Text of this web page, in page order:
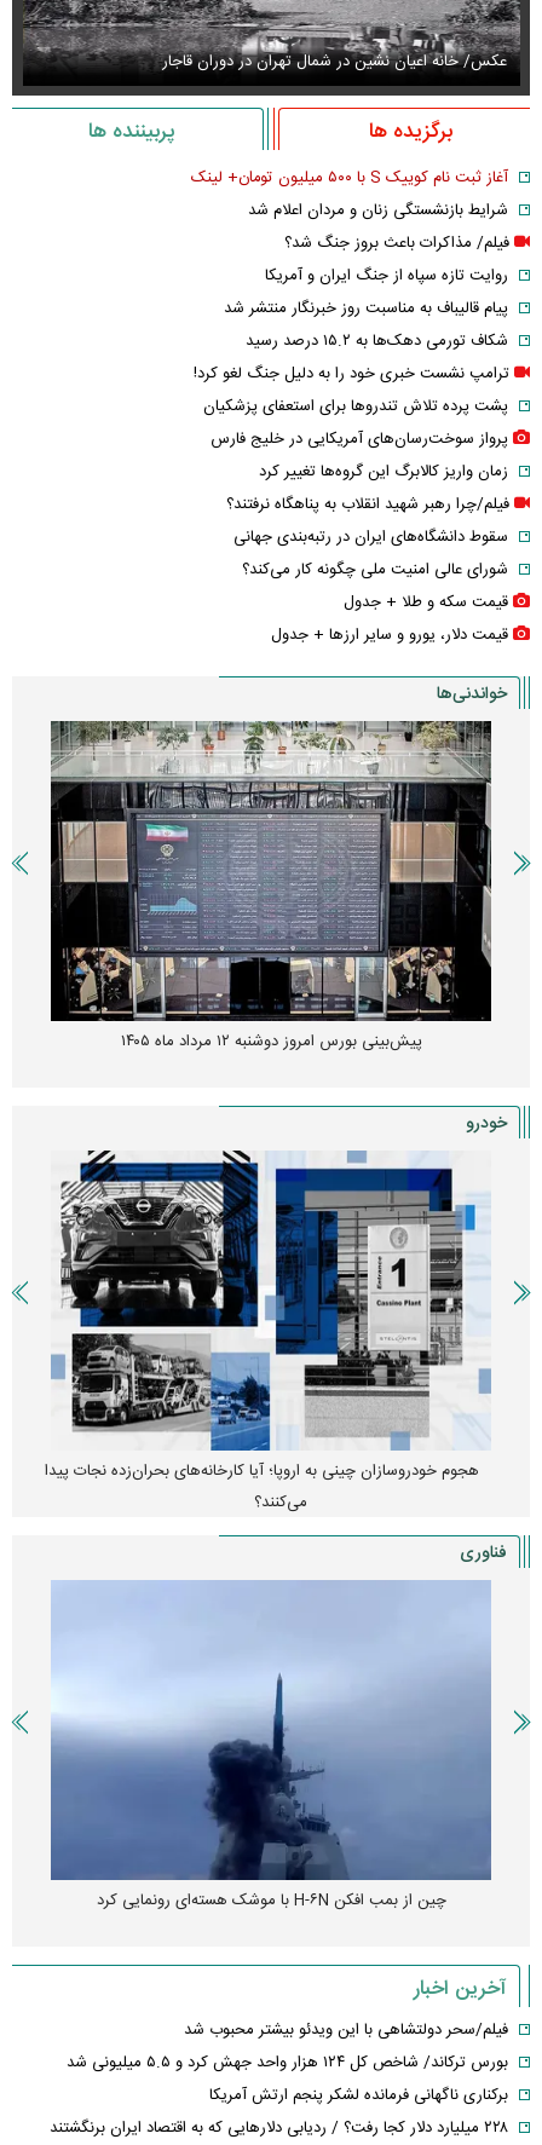
عکس/ خانه اعیان نشین در شمال تهران در دوران قاجار
برگزیده ها پربیننده ها
آغاز ثبت نام کوییک S با ۵۰۰ میلیون تومان+ لینک
شرایط بازنشستگی زنان و مردان اعلام شد
فیلم/ مذاکرات باعث بروز جنگ شد؟
روایت تازه سپاه از جنگ ایران و آمریکا
پیام قالیباف به مناسبت روز خبرنگار منتشر شد
شکاف تورمی دهک‌ها به ۱۵.۲ درصد رسید
ترامپ نشست خبری خود را به دلیل جنگ لغو کرد!
پشت پرده تلاش تندروها برای استعفای پزشکیان
پرواز سوخت‌رسان‌های آمریکایی در خلیج فارس
زمان واریز کالابرگ این گروه‌ها تغییر کرد
فیلم/چرا رهبر شهید انقلاب به پناهگاه نرفتند؟
سقوط دانشگاه‌های ایران در رتبه‌بندی جهانی
شورای عالی امنیت ملی چگونه کار می‌کند؟
قیمت سکه و طلا + جدول
قیمت دلار، یورو و سایر ارز‌ها + جدول
خواندنی‌ها
پیش‌بینی بورس امروز دوشنبه ۱۲ مرداد ماه ۱۴۰۵
خودرو
هجوم خودروسازان چینی به اروپا؛ آیا کارخانه‌های بحران‌زده نجات پیدا
می‌کنند؟
فناوری
چین از بمب افکن H-۶N با موشک هسته‌ای رونمایی کرد
آخرین اخبار
فیلم/سحر دولتشاهی با این ویدئو بیشتر محبوب شد
بورس ترکاند/ شاخص کل ۱۲۴ هزار واحد جهش کرد و ۵.۵ میلیونی شد
برکناری ناگهانی فرمانده لشکر پنجم ارتش آمریکا
۲۲۸ میلیارد دلار کجا رفت؟ / ردیابی دلارهایی که به اقتصاد ایران برنگشتند